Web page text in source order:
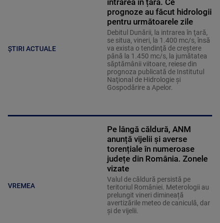
ȘTIRI ACTUALE
prognoze au făcut hidrologii
pentru următoarele zile
Debitul Dunării, la intrarea în ţară,
se situa, vineri, la 1.400 mc/s, însă
va exista o tendinţă de creştere
până la 1.450 mc/s, la jumătatea
săptămânii viitoare, reiese din
prognoza publicată de Institutul
Naţional de Hidrologie şi
Gospodărire a Apelor.
VREMEA
Pe lângă căldură, ANM
anunță vijelii și averse
torențiale în numeroase
județe din România. Zonele
vizate
Valul de căldură persistă pe
teritoriul României. Meterologii au
prelungit vineri dimineață
avertizările meteo de caniculă, dar
și de vijelii.